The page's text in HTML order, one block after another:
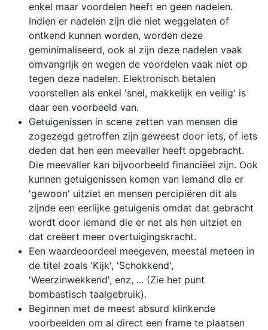
enkel maar voordelen heeft en geen nadelen.
Indien er nadelen zijn die niet weggelaten of
ontkend kunnen worden, worden deze
geminimaliseerd, ook al zijn deze nadelen vaak
omvangrijk en wegen de voordelen vaak niet op
tegen deze nadelen. Elektronisch betalen
voorstellen als enkel 'snel, makkelijk en veilig' is
daar een voorbeeld van.
Getuigenissen in scene zetten van mensen die
zogezegd getroffen zijn geweest door iets, of iets
deden dat hen een meevaller heeft opgebracht.
Die meevaller kan bijvoorbeeld financiëel zijn. Ook
kunnen getuigenissen komen van iemand die er
'gewoon' uitziet en mensen percipiëren dit als
zijnde een eerlijke getuigenis omdat dat gebracht
wordt door iemand die er net als hen uitziet en
dat creëert meer overtuigingskracht.
Een waardeoordeel meegeven, meestal meteen in
de titel zoals 'Kijk', 'Schokkend',
'Weerzinwekkend', enz, ... (Zie het punt
bombastisch taalgebruik).
Beginnen met de meest absurd klinkende
voorbeelden om al direct een frame te plaatsen